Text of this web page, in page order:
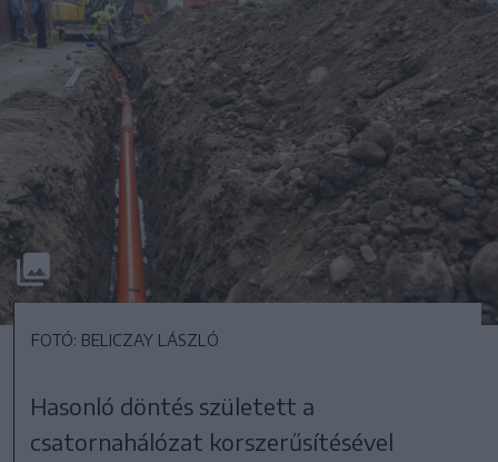
FOTÓ: BELICZAY LÁSZLÓ
Hasonló döntés született a
csatornahálózat korszerűsítésével